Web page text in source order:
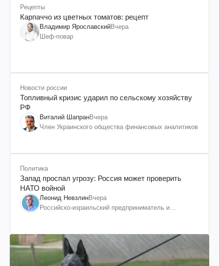
Рецепты
Карпаччо из цветных томатов: рецепт
Владимир ЯрославскийВчера
Шеф-повар
Новости россии
Топливный кризис ударил по сельскому хозяйству
РФ
Виталий ШапранВчера
Член Украинского общества финансовых аналитиков
Политика
Запад проспал угрозу: Россия может проверить
НАТО войной
Леонид НевзлинВчера
Российско-израильский предприниматель и